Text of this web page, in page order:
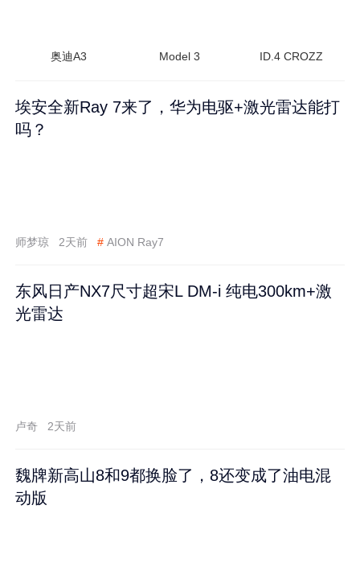
奥迪A3 Model 3 ID.4 CROZZ
埃安全新Ray 7来了，华为电驱+激光雷达能打
吗？
师梦琼 2天前 # AION Ray7
东风日产NX7尺寸超宋L DM-i 纯电300km+激
光雷达
卢奇 2天前
魏牌新高山8和9都换脸了，8还变成了油电混
动版